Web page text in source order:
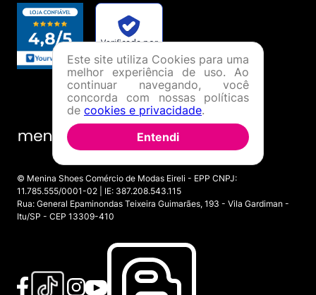
© Menina Shoes Comércio de Modas Eireli - EPP CNPJ:
11.785.555/0001-02 | IE: 387.208.543.115
Rua: General Epaminondas Teixeira Guimarães, 193 - Vila Gardiman -
Itu/SP - CEP 13309-410
Este site utiliza Cookies para uma
melhor experiência de uso. Ao
continuar navegando, você
concorda com nossas políticas
de cookies e privacidade.
Entendi